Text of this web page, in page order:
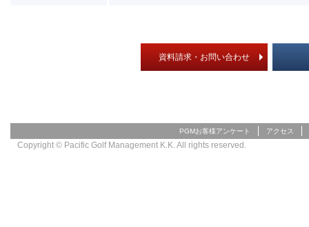
資料請求・お問い合わせ
PGMお客様アンケート アクセス
Copyright © Pacific Golf Management K.K. All rights reserved.